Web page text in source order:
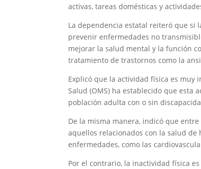
activas, tareas domésticas y
La dependencia estatal reiteró que si
prevenir enfermedades no
mejorar la salud mental y la función
tratamiento de trastornos como la
Explicó que la actividad física es
Salud (OMS) ha establecido que esta
población adulta con o sin
De la misma manera, indicó que
aquellos relacionados con la salud de
enfermedades, como las
Por el contrario, la inactividad física